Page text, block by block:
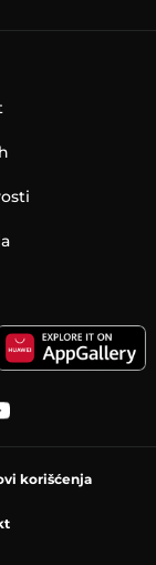
korišćenja